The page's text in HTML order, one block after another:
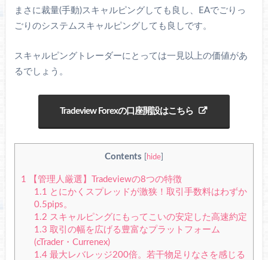
まさに裁量(手動)スキャルピングしても良し、EAでごりっ
ごりのシステムスキャルピングしても良しです。
スキャルピングトレーダーにとっては一見以上の価値があ
るでしょう。
Tradeview Forexの口座開設はこちら
Contents hide]
1
【管理人厳選】Tradeviewの8つの特徴
1.1
とにかくスプレッドが激狭！取引手数料はわずか
0.5pips。
1.2 スキャルピングにもってこいの安定した高速約定
1.3 取引の幅を広げる豊富なプラットフォーム
(cTrader・Currenex)
1.4最大レバレッジ200倍。若干物足りなさを感じる